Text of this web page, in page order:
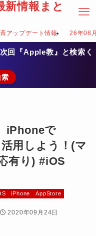
新情報まと
アップデート情報 26年08
回『Apple教』と検索く
iPhoneで
用しよう！(マ
有り) #iOS
iPhone
AppStore
2020年09月24日